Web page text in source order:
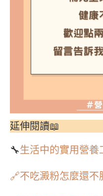
延伸閱讀📖
🔧生活中的實用營養
🔗不吃澱粉怎麼還不